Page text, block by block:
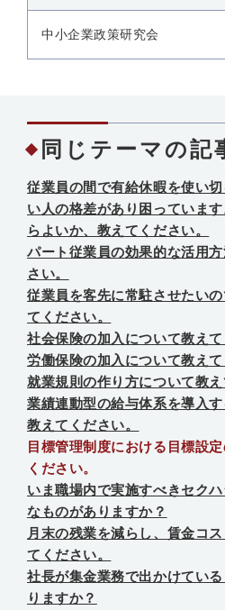
中小企業政策研究会
同じテーマの記
従業員の間で有給休暇を使い
い人の格差があり困っていま
らよいか、教えてください。
パート従業員の効果的な活用
さい。
従業員を客先に常駐させたい
てください。
社会保険の加入について教えて
労働保険の加入について教えて
就業規則の作り方について教え
業績連動型の給与体系を導入
教えてください。
目標管理制度における目標設
ください。
いま職場内で実施すべきセク
なものがありますか？
月末の残業を減らし、賃金コ
てください。
社長が集金業務で出かけてい
りますか？